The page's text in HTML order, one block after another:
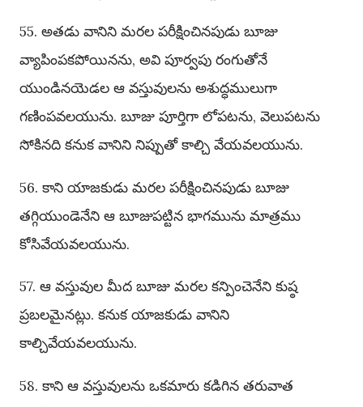
55. అతడు వానిని మరల పరీక్షించినపుడు బూజు
వ్యాపింపకపోయినను, అవి పూర్వపు రంగుతోనే
యుండినయెడల ఆ వస్తువులను అశుద్ధములుగా
గణింపవలయును. బూజు పూర్తిగా లోపటను, వెలుపటను
సోకినది కనుక వానిని నిప్పుతో కాల్చి వేయవలయును.
56. కాని యాజకుడు మరల పరీక్షించినపుడు బూజు
తగ్గియుండెనేని ఆ బూజుపట్టిన భాగమును మాత్రము
కోసివేయవలయును.
57. ఆ వస్తువుల మీద బూజు మరల కన్పించెనేని కుష్ఠ
ప్రబలమైనట్లు. కనుక యాజకుడు వానిని
కాల్చివేయవలయును.
58. కాని ఆ వస్తువులను ఒకమారు కడిగిన తరువాత